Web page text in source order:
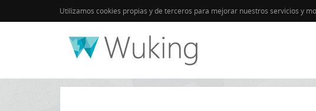
Utilizamos cookies propias y de terceros para mejorar nuestros servicios y
Guía de Ibiza